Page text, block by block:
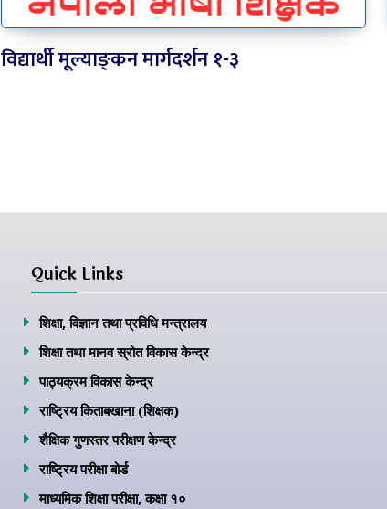
विद्यार्थी मूल्याङ्‍कन मार्गदर्शन १-३
Quick Links
शिक्षा, विज्ञान तथा प्रविधि मन्त्रालय
शिक्षा तथा मानव स्रोत विकास केन्द्र
पाठ्यक्रम विकास केन्द्र
राष्ट्रिय किताबखाना (शिक्षक)
शैक्षिक गुणस्तर परीक्षण केन्द्र
राष्ट्रिय परीक्षा बोर्ड
माध्यमिक शिक्षा परीक्षा, कक्षा १०